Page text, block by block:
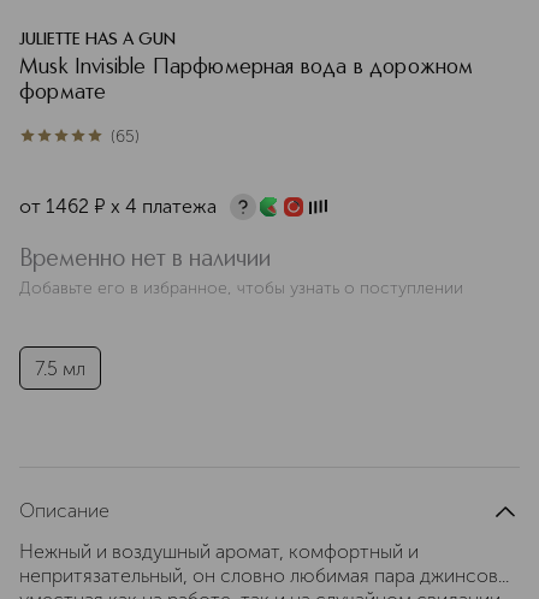
JULIETTE HAS A GUN
Musk Invisible Парфюмерная вода в дорожном
формате
4.9из 565 (65)
от 1462 ¤ х 4 платежа
Временно нет в наличии
Добавьте его в избранное, чтобы узнать о поступлении
7.5 мл
Описание
Нежный и воздушный аромат, комфортный и
непритязательный, он словно любимая пара джинсов...